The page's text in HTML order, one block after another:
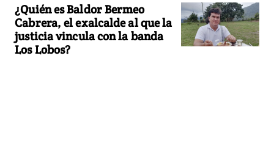
¿Quién es Baldor Bermeo
Cabrera, el exalcalde al que la
justicia vincula con la banda
Los Lobos?